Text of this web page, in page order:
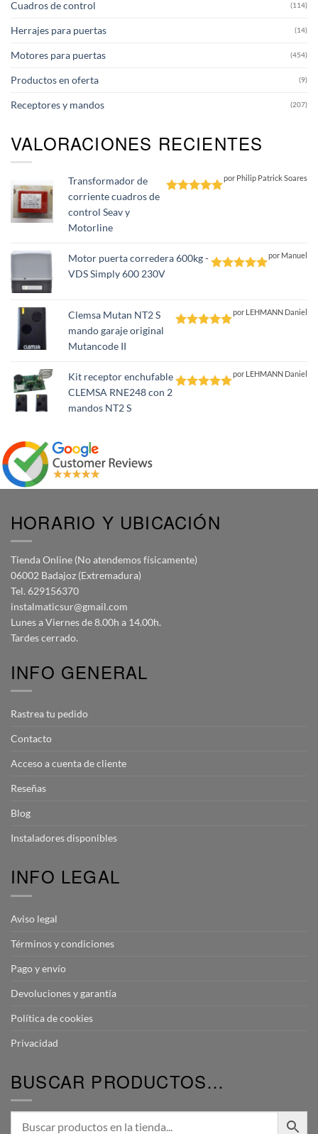
Cuadros de control (114)
Herrajes para puertas (14)
Motores para puertas (454)
Productos en oferta (9)
Receptores y mandos (207)
VALORACIONES RECIENTES
Transformador de
corriente cuadros de
control Seav y
Motorline
por Philip Patrick Soares
Motor puerta corredera 600kg -
VDS Simply 600 230V
por Manuel
Clemsa Mutan NT2 S
mando garaje original
Mutancode II
por LEHMANN Daniel
Kit receptor enchufable
CLEMSA RNE248 con 2
mandos NT2 S
por LEHMANN Daniel
HORARIO Y UBICACIÓN
Tienda Online (No atendemos físicamente)
06002 Badajoz (Extremadura)
Tel. 629156370
instalmaticsur@gmail.com
Lunes a Viernes de 8.00h a 14.00h.
Tardes cerrado.
INFO GENERAL
Rastrea tu pedido
Contacto
Acceso a cuenta de cliente
Reseñas
Blog
Instaladores disponibles
INFO LEGAL
Aviso legal
Términos y condiciones
Pago y envío
Devoluciones y garantía
Política de cookies
Privacidad
BUSCAR PRODUCTOS…